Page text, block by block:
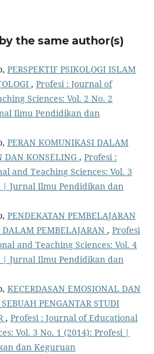
the same author(s)
PERSPEKTIF PSIKOLOGI ISLAM
, Profesi : Journal of
Sciences: Vol. 2 No. 2
Ilmu Pendidikan dan
PERAN KOMUNIKASI DALAM
DAN KONSELING , Profesi :
and Teaching Sciences: Vol. 3
| Jurnal Ilmu Pendidikan dan
PENDEKATAN PEMBELAJARAN
PEMBELAJARAN , Profesi
and Teaching Sciences: Vol. 4
| Jurnal Ilmu Pendidikan dan
KECERDASAN EMOSIONAL DAN
PENGANTAR STUDI
, Profesi : Journal of Educational
Vol. 3 No. 1 (2014): Profesi |
dan Keguruan